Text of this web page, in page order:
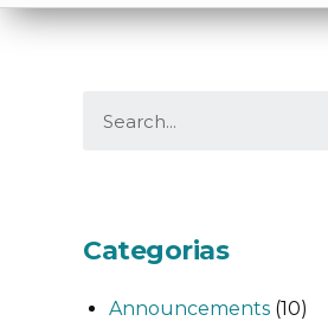
Categorias
Announcements (10)